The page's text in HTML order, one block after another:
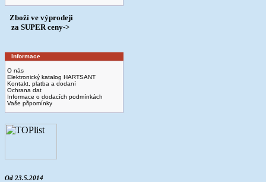
Zboží ve výprodeji
­ za SUPER ceny->
Informace
O nás
Elektronický katalog HARTSANT
Kontakt, platba a dodaní
Ochrana dat
Informace o dodacích podmínkách
Vaše připomínky
Od 23.5.2014